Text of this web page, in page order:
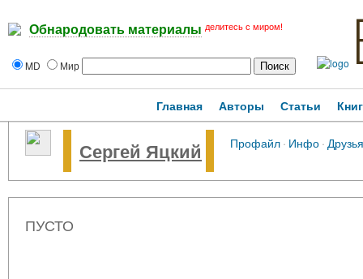
Обнародовать материалы делитесь с миром!
MD Мир
Главная Авторы Статьи
Сергей Яцкий Профайл· Инфо· Друзья
ПУСТО